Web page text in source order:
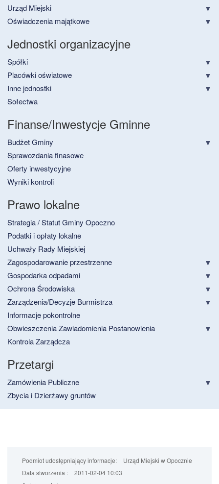
Urząd Miejski
Oświadczenia majątkowe
Jednostki organizacyjne
Spółki
Placówki oświatowe
Inne jednostki
Sołectwa
Finanse/Inwestycje Gminne
Budżet Gminy
Sprawozdania finasowe
Oferty inwestycyjne
Wyniki kontroli
Prawo lokalne
Strategia / Statut Gminy Opoczno
Podatki i opłaty lokalne
Uchwały Rady Miejskiej
Zagospodarowanie przestrzenne
Gospodarka odpadami
Ochrona Środowiska
Zarządzenia/Decyzje Burmistrza
Informacje pokontrolne
Obwieszczenia Zawiadomienia Postanowienia
Kontrola Zarządcza
Przetargi
Zamówienia Publiczne
Zbycia i Dzierżawy gruntów
Podmiot udostępniający informacje:
Urząd Miejski w Opocznie
Data stworzenia :
2011-02-04 10:03